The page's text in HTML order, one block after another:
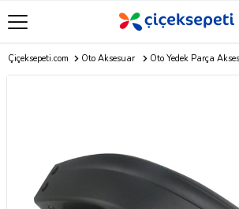
Çiçeksepeti.com Oto Aksesuar Oto Yedek Parça